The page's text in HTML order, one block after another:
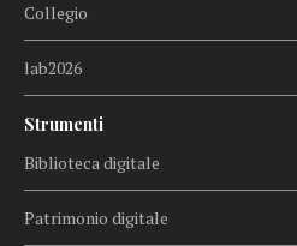
Collegio
lab2026
Strumenti
Biblioteca digitale
Patrimonio digitale